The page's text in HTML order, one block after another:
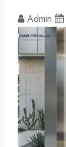
Admin